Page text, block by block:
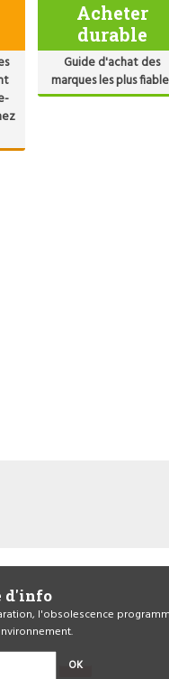
Acheter
durable
Guide d'achat des
marques les plus
d'info
l'obsolescence
OK